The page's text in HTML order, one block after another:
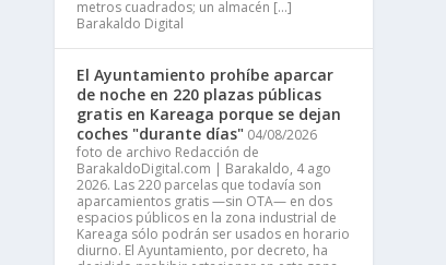
metros cuadrados; un almacén […]
Barakaldo Digital
El Ayuntamiento prohíbe aparcar
de noche en 220 plazas públicas
gratis en Kareaga porque se dejan
coches "durante días" 04/08/2026
foto de archivo Redacción de
BarakaldoDigital.com | Barakaldo, 4 ago
2026. Las 220 parcelas que todavía son
aparcamientos gratis —sin OTA— en dos
espacios públicos en la zona industrial de
Kareaga sólo podrán ser usados en horario
diurno. El Ayuntamiento, por decreto, ha